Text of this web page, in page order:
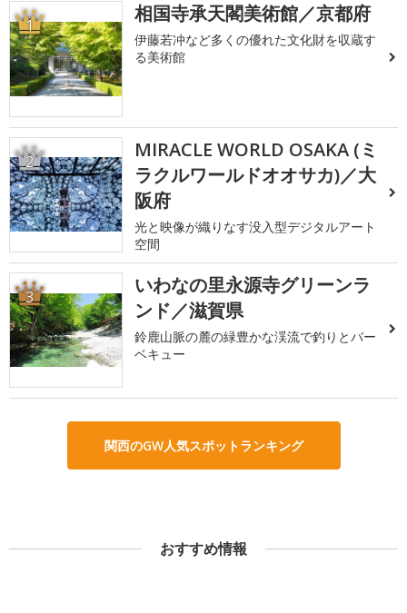
1 相国寺承天閣美術館／京都府
伊藤若冲など多くの優れた文化財を収蔵す
る美術館
2
MIRACLE WORLD OSAKA (ミ
ラクルワールドオオサカ)／大
阪府
光と映像が織りなす没入型デジタルアート
空間
3
いわなの里永源寺グリーンラ
ンド／滋賀県
鈴鹿山脈の麓の緑豊かな渓流で釣りとバー
ベキュー
関西のGW人気スポットランキング
おすすめ情報